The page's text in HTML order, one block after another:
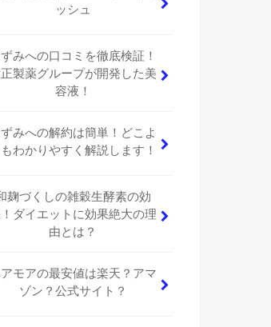
ッシュ
みへの口コミを徹底検証！
製薬グループが開発した美
容液！
みへの解約は簡単！どこよ
もわかりやすく解説します！
麹づくしの雑穀生酵素の効
ダイエットに効果絶大の理
由とは？
モアの最安値は楽天？アマ
ゾン？公式サイト？